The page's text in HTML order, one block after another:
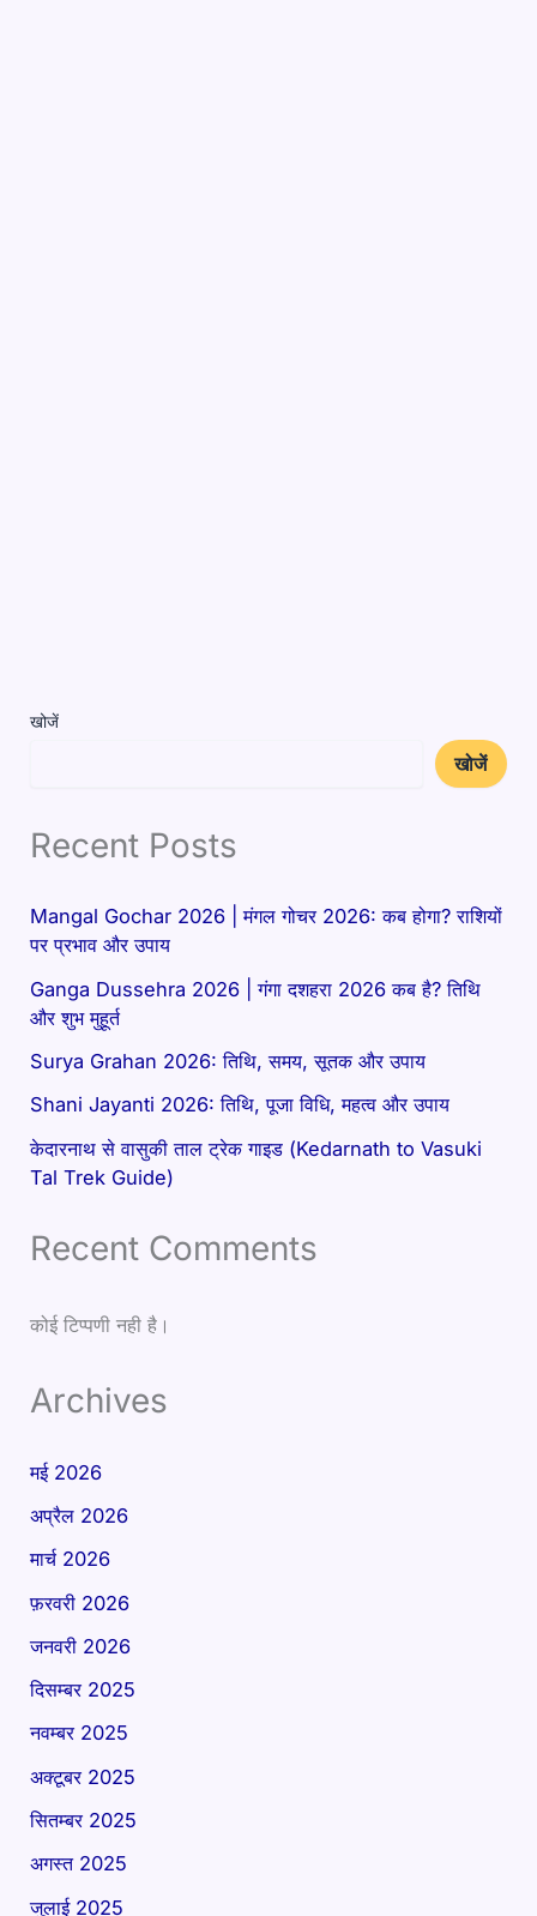
खोजें
खोजें
Recent Posts
Mangal Gochar 2026 | मंगल गोचर 2026: कब होगा? राशियों
पर प्रभाव और उपाय
Ganga Dussehra 2026 | गंगा दशहरा 2026 कब है? तिथि
और शुभ मुहूर्त
Surya Grahan 2026: तिथि, समय, सूतक और उपाय
Shani Jayanti 2026: तिथि, पूजा विधि, महत्व और उपाय
केदारनाथ से वासुकी ताल ट्रेक गाइड (Kedarnath to Vasuki
Tal Trek Guide)
Recent Comments
कोई टिप्पणी नही है।
Archives
मई 2026
अप्रैल 2026
मार्च 2026
फ़रवरी 2026
जनवरी 2026
दिसम्बर 2025
नवम्बर 2025
अक्टूबर 2025
सितम्बर 2025
अगस्त 2025
जुलाई 2025